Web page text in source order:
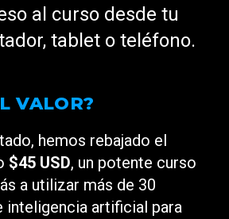
al curso desde tu
tablet o teléfono.
VALOR?
hemos rebajado el
$45 USD, un potente curso
a utilizar más de 30
inteligencia artificial para